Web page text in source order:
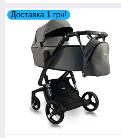
Доставка 1 грн!